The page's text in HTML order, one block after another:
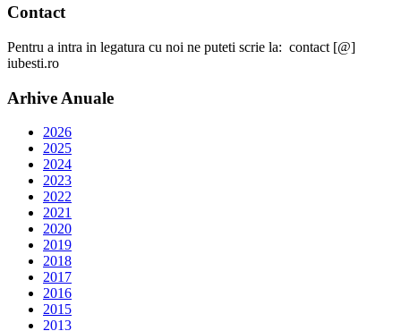
Contact
Pentru a intra in legatura cu noi ne puteti scrie la: contact [@]
iubesti.ro
Arhive Anuale
2026
2025
2024
2023
2022
2021
2020
2019
2018
2017
2016
2015
2013